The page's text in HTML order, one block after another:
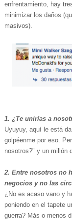
enfrentamiento, hay
minimizar los daños
masivos).
1. ¿Te unirías a
Uyuyuy, aquí le está
golpéenme por eso.
nosotros?" y un millón
2. Entre nosotros no
negocios y no las
¿No es acaso vano y
poniendo en el tapete
guerra? Más o menos